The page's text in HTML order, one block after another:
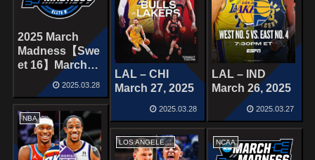
2025 March
Madness【Swe
et 16】March
27, 2025
2025.03.28
LAL – CHI
March 27, 2025
2025.03.28
LAL – IND
March 26, 2025
2025.03.27
NBA
LOS ANGELES LAKERS NCAA